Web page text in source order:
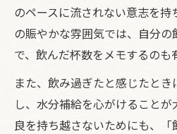
のペースに流されない意志を持
の賑やかな雰囲気では、自分
で、飲んだ杯数をメモするのも
また、飲み過ぎたと感じたと
し、水分補給を心がけること
良を持ち越さないためにも、